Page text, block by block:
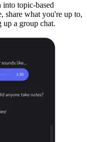
into topic-based
share what you're up to,
a group chat.